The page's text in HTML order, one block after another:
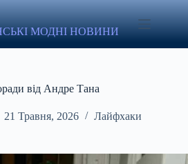
МОДНІ НОВИНИ
від Андре Тана
21 Травня, 2026 Лайфхаки